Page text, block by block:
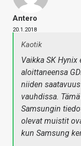
Antero
20.1.2018
Kaotik
Vaikka SK
aloittaneensa
niiden
vauhdissa.
Samsungin
olevat muistit
kun Samsung